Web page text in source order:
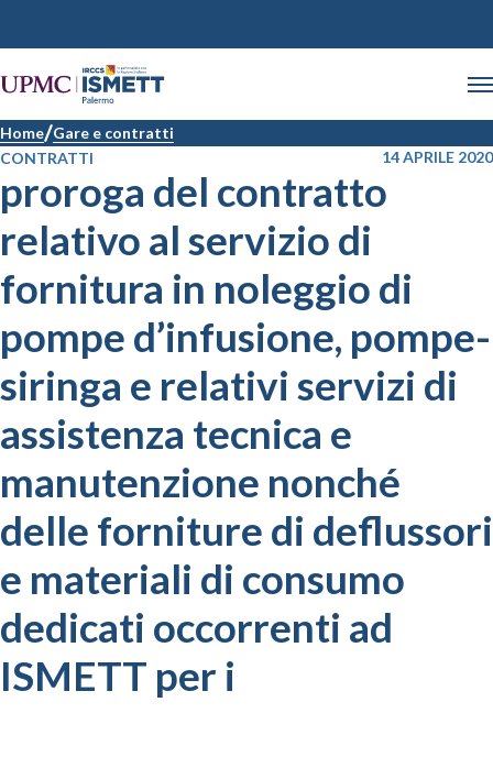
Home Gare e contratti
CONTRATTI
14 APRILE 2020
proroga del contratto
relativo al servizio di
fornitura in noleggio di
pompe d’infusione, pompe-
siringa e relativi servizi di
assistenza tecnica e
manutenzione nonché
delle forniture di deflussori
e materiali di consumo
dedicati occorrenti ad
ISMETT per i